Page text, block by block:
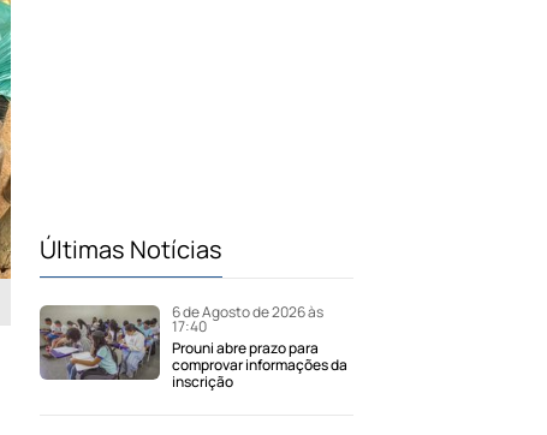
Últimas Notícias
6 de Agosto de 2026 às
17:40
Prouni abre prazo para
comprovar informações da
inscrição